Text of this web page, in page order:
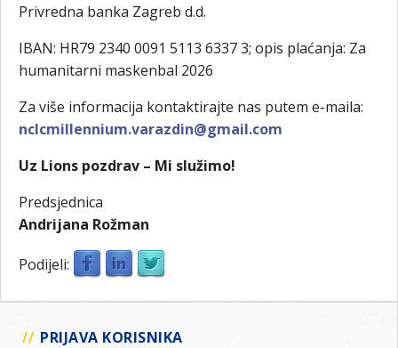
Privredna banka Zagreb d.d.
IBAN: HR79 2340 0091 5113 6337 3; opis plaćanja: Za
humanitarni maskenbal 2026
Za više informacija kontaktirajte nas putem e-maila:
nclcmillennium.varazdin@gmail.com
Uz Lions pozdrav – Mi služimo!
Predsjednica
Andrijana Rožman
Podijeli:
PRIJAVA KORISNIKA